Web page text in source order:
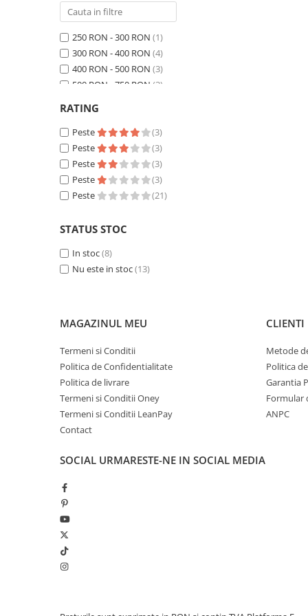
250 RON - 300 RON (1)
300 RON - 400 RON (4)
400 RON - 500 RON (3)
500 RON - 750 RON (3)
Peste 1000 RON
RATING
Peste
(3)
Peste
(3)
Peste
(3)
Peste
(3)
Peste
(21)
STATUS STOC
In stoc(8)
Nu este in stoc(13)
MAGAZINUL MEU
Termeni si Conditii
Politica de Confidentialitate
Politica de livrare
Termeni si Conditii Oney
Termeni si Conditii LeanPay
Contact
CLIENTI
Metode
Politica
Garantia
Formular
ANPC
SOCIAL URMARESTE-NE IN SOCIAL MEDIA